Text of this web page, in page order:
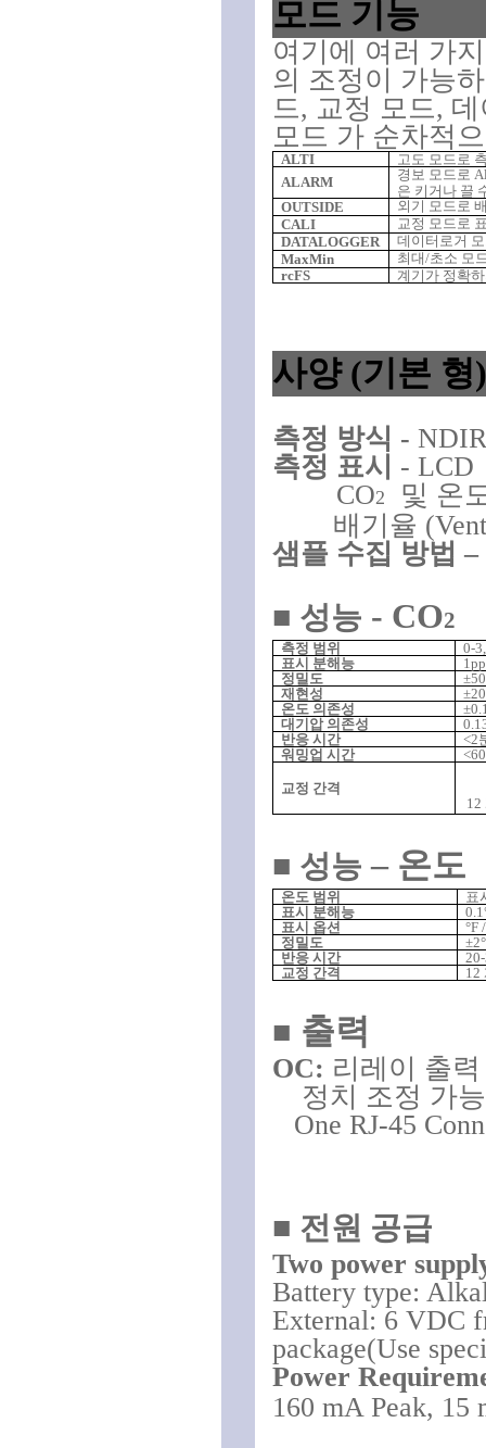
모드 기능
여기에 여러 가
의 조정이 가능
드, 교정 모드,
모드 가 순차적
ALTI
고도 모드로
ALARM
경보 모드로
은 키거나 끌
OUTSIDE
외기 모드로
CALI
교정 모드로
DATALOGGER
데이터로거
MaxMin
최대/초소 모
rcFS
계기가 정확
사양 (기본 형)
측정 방식 - NDIR
측정 표시 - LCD
CO2 및 온
배기율
샘플 수집 방법 –
■ 성능 - CO2
측정 범위 0-3
표시 분해능
1
정밀도
재현성
온도 의존성
대기압 의존성
반응 시간
<2
워밍업 시간
교정 간격
12
■ 성능 – 온도
온도 범위
표
표시 분해능
표시 옵션
°F
정밀도
±2
반응 시간
교정 간격
12
■ 출력
OC: 리레이 출
정치 조정 가능
One RJ-45
■ 전원 공급
Two power
Battery type:
External: 6 VDC
package(Use
Power
160 mA Peak, 15